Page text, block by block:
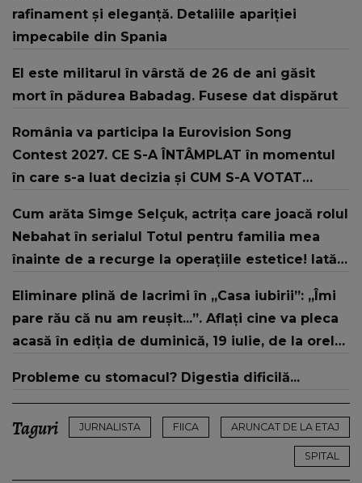
rafinament și eleganță. Detaliile apariției
impecabile din Spania
El este militarul în vârstă de 26 de ani găsit
mort în pădurea Babadag. Fusese dat dispărut
România va participa la Eurovision Song
Contest 2027. CE S-A ÎNTÂMPLAT în momentul
în care s-a luat decizia și CUM S-A VOTAT
strategic de..."
Cum arăta Simge Selçuk, actrița care joacă rolul
Nebahat în serialul Totul pentru familia mea
înainte de a recurge la operațiile estetice! Iată
„Tinerețe rebelă”
Eliminare plină de lacrimi în „Casa iubirii”: „Îmi
pare rău că nu am reușit...”. Aflați cine va pleca
acasă în ediția de duminică, 19 iulie, de la orele
Probleme cu stomacul? Digestia dificilă...
Taguri JURNALISTA FIICA ARUNCAT DE LA ETAJ
SPITAL